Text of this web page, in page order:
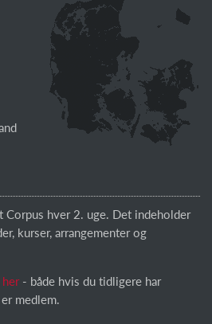
Corpus hver 2. uge. Det indeholder
kurser, arrangementer og
- både hvis du tidligere har
medlem.